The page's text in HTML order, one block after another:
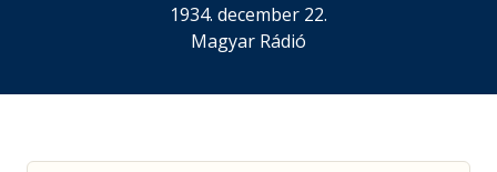
1934. december 22.
Magyar Rádió